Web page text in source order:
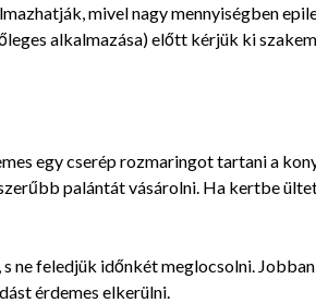
mivel nagy mennyiségben
alkalmazása) előtt kérjük ki
egy cserép rozmaringot tartani a
palántát vásárolni. Ha kertbe
ne feledjük időnkét meglocsolni.
érdemes elkerülni.